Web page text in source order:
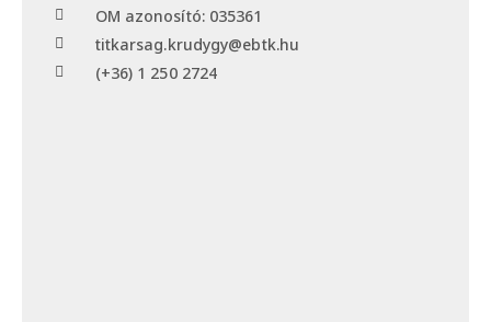
OM azonosító: 035361
titkarsag.krudygy@ebtk.hu
(+36) 1 250 2724​